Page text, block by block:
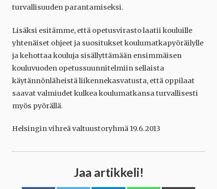
turvallisuuden parantamiseksi.
Lisäksi esitämme, että opetusvirasto laatii kouluille
yhtenäiset ohjeet ja suositukset koulumatkapyöräilylle
ja kehottaa kouluja sisällyttämään ensimmäisen
kouluvuoden opetussuunnitelmiin sellaista
käytännönläheistä liikennekasvatusta, että oppilaat
saavat valmiudet kulkea koulumatkansa turvallisesti
myös pyörällä.
Helsingin vihreä valtuustoryhmä 19.6.2013
Jaa artikkeli!